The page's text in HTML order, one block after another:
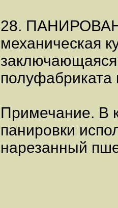
28.
механическая
заключающаяся
полуфабриката
Примечание. В
панировки
нарезанный